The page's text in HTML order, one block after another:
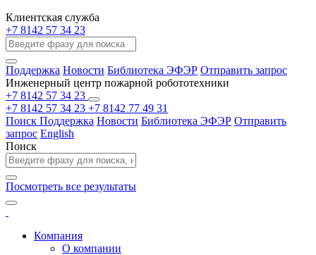
Клиентская служба
+7 8142 57 34 23
Поддержка Новости Библиотека ЭФЭР Отправить запрос
Инженерный центр пожарной робототехники
+7 8142 57 34 23
+7 8142 57 34 23 +7 8142 77 49 31
Поиск Поддержка Новости Библиотека ЭФЭР Отправить
запрос English
Поиск
Посмотреть все результаты
Компания
О компании